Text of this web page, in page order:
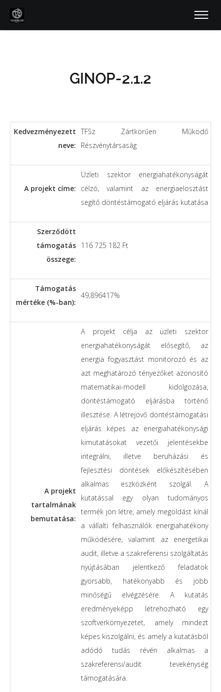
GINOP-2.1.2
Kedvezményezett
neve:
TFSz Zártkörűen Működő
Részvénytársaság
A projekt címe:
Üzleti szektor energiahatékonyságát
célzó, valamint az energiaelosztást
segítő döntéstámogató eljárás kutatása
Szerződött
támogatás
összege:
116 725 182 Ft
Támogatás
mértéke (%-ban):
49,896417%
A projekt
tartalmának
bemutatása:
A projekt célja az üzleti szektor
energiahatékonyságát elősegítő, az
energia fogyasztást monitorozó és az
azt meghatározó tényezőket azonosító
matematikai-modell kidolgozása,
döntéstámogató eljárásba történő
illesztése. A létrejövő döntéstámogatási
eljárás képes az energiahatékonysági
kimutatásokat vezetői jelentésekbe
integrálni, illetve beruházási és
fejlesztési döntések előkészítésében
alkalmas eszközként szolgál. A
kutatással egy olyan tudományos
termék jön létre, amely megoldást kínál
a vállalti felhasználók energiahatékony
működésére, valamint az energetikai
audit, illetve a szakreferensi szolgáltatás
nyújtásában jelentkező feladatok
gyorsabb, hatékonyabb és jobb
minőségű elvégzésére. A kutatás
eredményeképp létrehozható egy
szoftverkörnyezetet, amely mindezt
képes kiszolgálni, és amely a kutatásból
adódó tudás révén alkalmas a
szakreferensi/audit tevekénység
támogatására.